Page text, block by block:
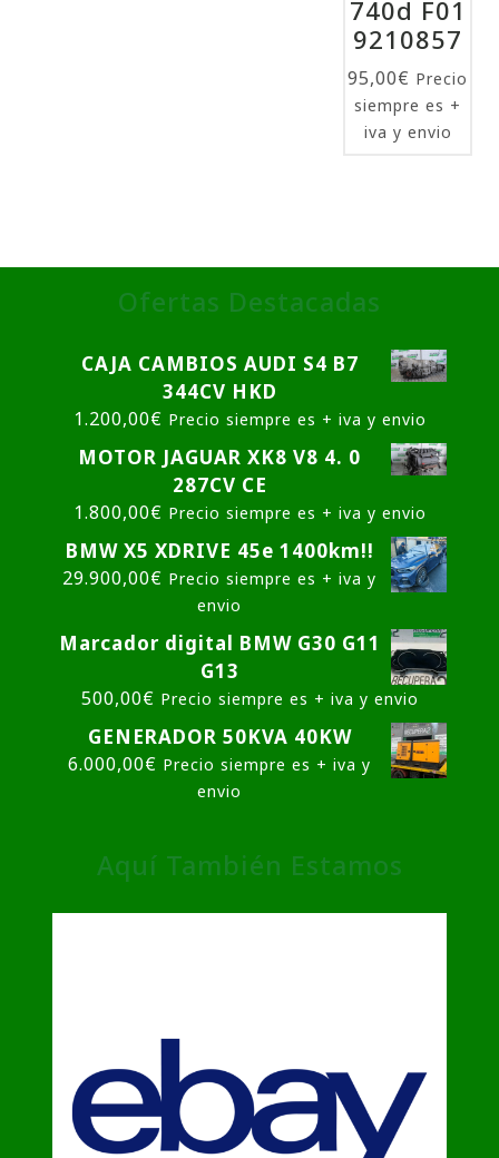
740d F01
9210857
95,00€ Precio
siempre es +
iva y envio
Ofertas Destacadas
CAJA CAMBIOS AUDI S4 B7
344CV HKD
1.200,00€ Precio siempre es + iva y envio
MOTOR JAGUAR XK8 V8 4. 0
287CV CE
1.800,00€ Precio siempre es + iva y envio
BMW X5 XDRIVE 45e 1400km!!
29.900,00€ Precio siempre es + iva y
envio
Marcador digital BMW G30 G11
G13
500,00€ Precio siempre es + iva y envio
GENERADOR 50KVA 40KW
6.000,00€ Precio siempre es + iva y
envio
Aquí También Estamos